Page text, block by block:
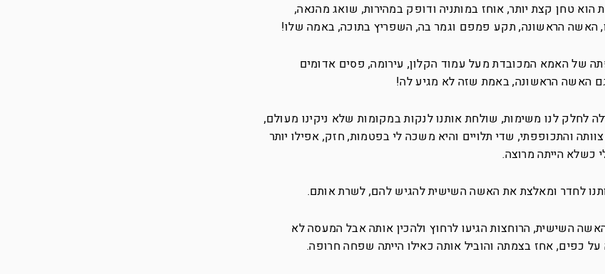
טחן קצת יותר, אוחז במותניה ודופק במהירות, שואג מהנאה,
האשה הראשונה, תקע פמפם וגמר בה, השפריץ בתוכה, באמה שלו!
של האמא המכובדת מעל עמוד הקלון, עירומה, פסים אדומים
גם האשה הראשונה, באמת שזה לא מגיע לה!
לחלק לנו משימות, שולחת אותנו לנקות במקומות שלא ניקינו מעולם,
והתכופפתי, שדי תלויים והיא משכה לי בפטמות, חזק, אפילו יותר
הייתה מרוצה.
לחדר ומאלצת את האשה השישית להגיש להם, לשרת אותם.
השישית, הרוחצות הגיעו לרחוץ ולהכין אותה אבל המעסה לא
כפים, אחז בצמתה והוביל אותה כאילו הייתה שפחה חרופה.